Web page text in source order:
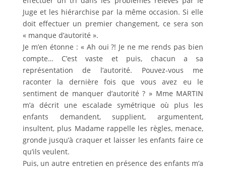
Juge et les hiérarchise par la même occasion. Si elle
doit effectuer un premier changement, ce sera son
« manque d’autorité ».
Je m’en étonne : « Ah oui ?! Je ne me rends pas bien
compte… C’est vaste et puis, chacun a sa
représentation de l’autorité. Pouvez-vous me
raconter la dernière fois que vous avez eu le
sentiment de manquer d’autorité ? » Mme MARTIN
m’a décrit une escalade symétrique où plus les
enfants demandent, supplient, argumentent,
insultent, plus Madame rappelle les règles, menace,
gronde jusqu’à craquer et laisser les enfants faire ce
qu’ils veulent.
Puis, un autre entretien en présence des enfants m’a